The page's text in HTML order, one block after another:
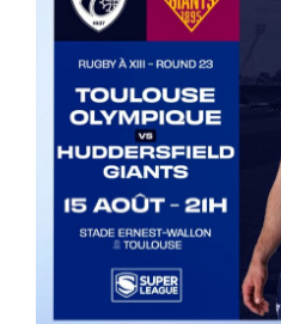
Publications similaires